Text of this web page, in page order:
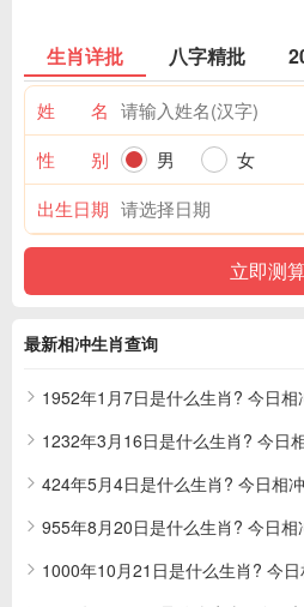
生肖详批 八字精批
姓 名
性 别
男
女
出生日期
最新相冲生肖查询
1952年1月7日是什么生肖? 今日相
1232年3月16日是什么生肖? 今日
424年5月4日是什么生肖? 今日相
955年8月20日是什么生肖? 今日相
1000年10月21日是什么生肖? 今